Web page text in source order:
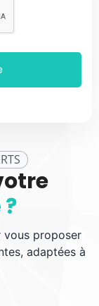
vous proposer
adaptées à